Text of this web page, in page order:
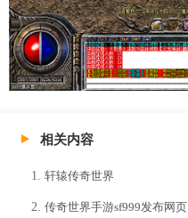
相关内容
轩辕传奇世界
传奇世界手游sf999发布网页